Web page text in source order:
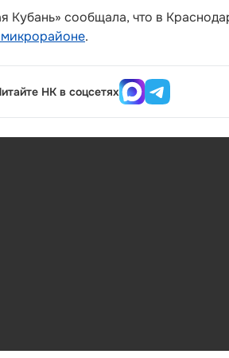
Кубань» сообщала, что в
.
НК в соцсетях